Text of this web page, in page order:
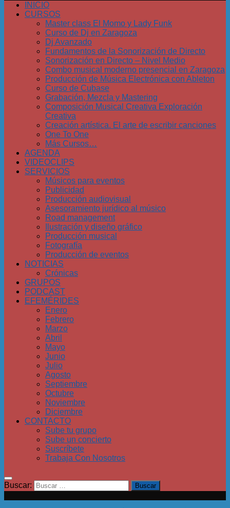
INICIO
CURSOS
Master class El Momo y Lady Funk
Curso de Dj en Zaragoza
Dj Avanzado
Fundamentos de la Sonorización de Directo
Sonorización en Directo – Nivel Medio
Combo musical moderno presencial en Zaragoza
Producción de Música Electrónica con Ableton
Curso de Cubase
Grabación, Mezcla y Mastering
Composición Musical Creativa Exploración
Creativa
Creación artística. El arte de escribir canciones
One To One
Más Cursos…
AGENDA
VIDEOCLIPS
SERVICIOS
Músicos para eventos
Publicidad
Producción audiovisual
Asesoramiento jurídico al músico
Road management
Ilustración y diseño gráfico
Producción musical
Fotografía
Producción de eventos
NOTICIAS
Crónicas
GRUPOS
PODCAST
EFEMÉRIDES
Enero
Febrero
Marzo
Abril
Mayo
Junio
Julio
Agosto
Septiembre
Octubre
Noviembre
Diciembre
CONTACTO
Sube tu grupo
Sube un concierto
Suscríbete
Trabaja Con Nosotros
Buscar: